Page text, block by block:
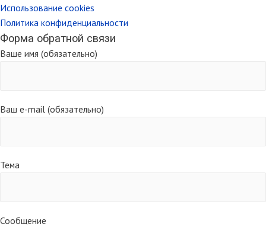
Использование cookies
Политика конфиденциальности
Форма обратной связи
Ваше имя (обязательно)
Ваш e-mail (обязательно)
Тема
Сообщение